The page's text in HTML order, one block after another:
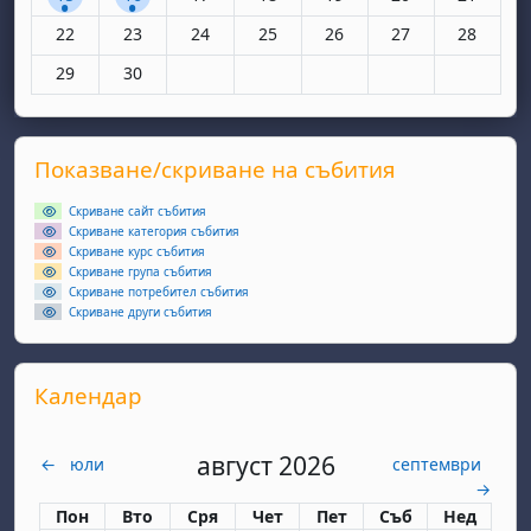
Няма събития, понеделник, 22 юни
22 Няма събития, вторник, 23 юни
23 Няма събития, сряда, 24 юни
24 Няма събития, четвъртък, 25 юни
25 Няма събития, петък, 26
26 Няма събития,
27 Няма
28
Няма събития, понеделник, 29 юни
29 Няма събития, вторник, 30 юни
30
Supplementary blocks
Прескочи Показване/скриване на събития
Показване/скриване на събития
Скриване сайт събития
Скриване категория събития
Скриване курс събития
Скриване група събития
Скриване потребител събития
Скриване други събития
Прескочи Календар
Календар
← юли август 2026
септември
→
Понеделник
Пон вторник
Вто сряда
Сря четвъртък
Чет петък
Пет събота
Съб неделя
Нед